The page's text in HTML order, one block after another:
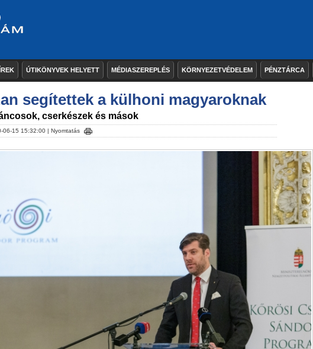
ÚTIKÖNYVEK HELYETT MÉDIASZEREPLÉS KÖRNYEZETVÉDELEM PÉNZTÁRCA
segítettek a külhoni magyaroknak
cserkészek és mások
06-15 15:32:00 | Nyomtatás